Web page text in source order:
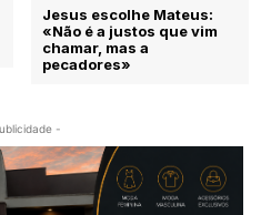
Jesus escolhe Mateus:
«Não é a justos que vim
chamar, mas a
pecadores»
-